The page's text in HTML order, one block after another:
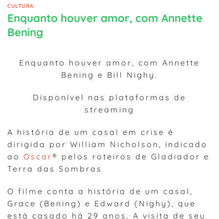
CULTURA
Enquanto houver amor, com Annette
Bening
Enquanto houver amor, com Annette
Bening e Bill Nighy.
Disponível nas plataformas de
streaming
A história de um casal em crise é
dirigida por William Nicholson, indicado
ao Oscar® pelos roteiros de Gladiador e
Terra das Sombras
O filme conta a história de um casal,
Grace (Bening) e Edward (Nighy), que
está casado há 29 anos. A visita de seu